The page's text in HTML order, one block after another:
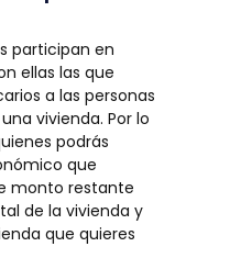
participan en
ellas las que
a las personas
vivienda. Por lo
podrás
que
monto restante
de la vivienda y
que quieres